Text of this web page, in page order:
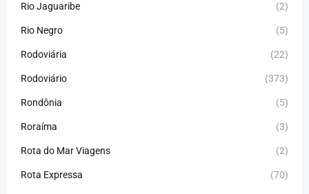
Rio Jaguaribe (2)
Rio Negro (5)
Rodoviária (22)
Rodoviário (373)
Rondônia (5)
Roraíma (3)
Rota do Mar Viagens (2)
Rota Expressa (70)